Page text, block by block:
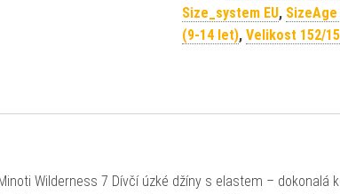
Size_system EU,
(9-14 let), Velikost 152/
Wilderness 7 Dívčí úzké džíny s elastem – dokonalá